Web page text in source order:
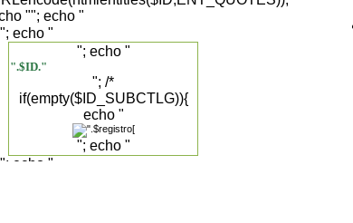
"
"; echo "
"; echo "
".$ID."
"; /*
if(empty($ID_SUBCTLG)){
echo "
"; echo "
"; echo "
"; echo "